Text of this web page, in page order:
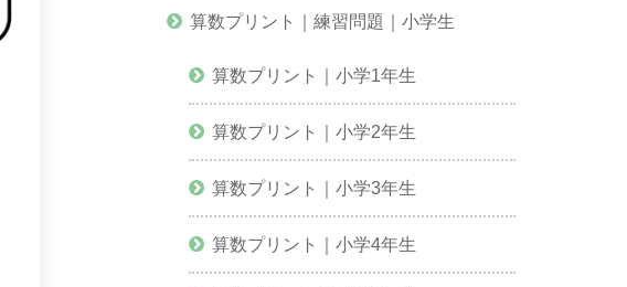
算数プリント｜練習問題｜小学生
算数プリント｜小学1年生
算数プリント｜小学2年生
算数プリント｜小学3年生
算数プリント｜小学4年生